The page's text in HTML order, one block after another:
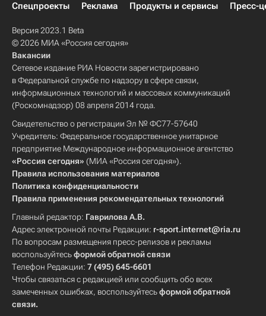
Спецпроекты
Реклама Продукты и сервисы Пресс-
Версия 2023.1 Beta
© 2026 МИА «Россия сегодня»
Вакансии
Сетевое издание РИА Новости зарегистрировано
в Федеральной службе по надзору в сфере связи,
информационных технологий и массовых коммуникаций
(Роскомнадзор) 08 апреля 2014 года.
Свидетельство о регистрации Эл № ФС77-57640
Учредитель: Федеральное государственное унитарное
предприятие Международное информационное агентство
«Россия сегодня» (МИА «Россия сегодня»).
Правила использования материалов
Политика конфиденциальности
Правила применения рекомендательных технологий
Главный редактор: Гаврилова А.В.
Адрес электронной почты Редакции: r-sport.internet@ria.ru
По вопросам размещения пресс-релизов и рекламы
воспользуйтесьформой обратной связи
Телефон Редакции: 7 (495) 645-6601
Чтобы связаться с редакцией или сообщить обо всех
замеченных ошибках, воспользуйтесьформой обратной
связи.